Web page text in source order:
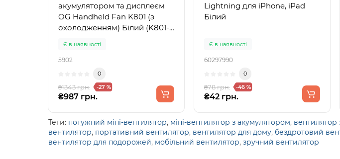
акумулятором та дисплеєм
OG Handheld Fan K801 (з
охолодженням) Білий (K801-
Є в наявності
5902
0
₴1343 грн. -27 %
₴987 грн.
Lightning для iPhone, iPad
Білий
Є в наявності
60297990
0
₴78 грн. -46 %
₴42 грн.
Теги: потужний міні-вентилятор, міні-вентилятор з акумулятором, вентилятор
вентилятор, портативний вентилятор, вентилятор для дому, бездротовий
вентилятор для подорожей, мобільний вентилятор, зручний вентилятор